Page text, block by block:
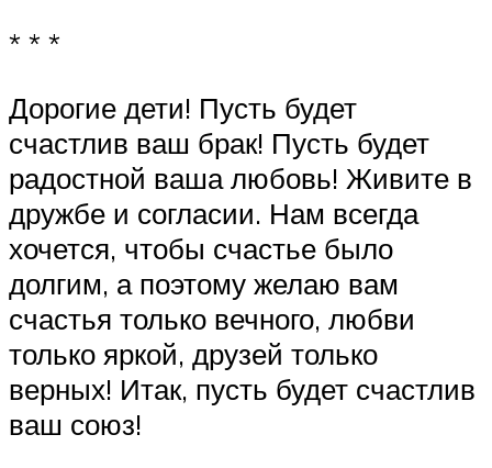
* * *
Дорогие дети! Пусть будет
счастлив ваш брак! Пусть будет
радостной ваша любовь! Живите в
дружбе и согласии. Нам всегда
хочется, чтобы счастье было
долгим, а поэтому желаю вам
счастья только вечного, любви
только яркой, друзей только
верных! Итак, пусть будет счастлив
ваш союз!